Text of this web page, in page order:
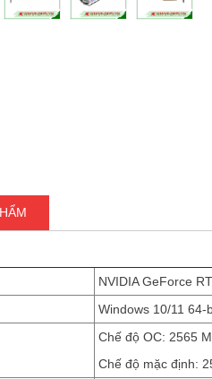
NVIDIA GeForce
Windows 10/11 64-
Chế độ OC: 2565
Chế độ mặc định: